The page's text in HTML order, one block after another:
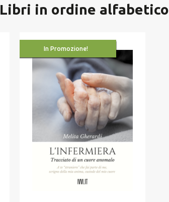
Libri in ordine alfabetico
In Promozione!